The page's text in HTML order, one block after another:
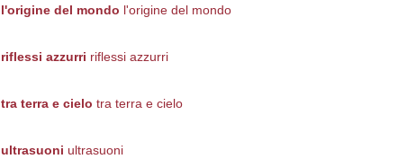
l'origine del mondo l'origine del mondo
riflessi azzurri riflessi azzurri
tra terra e cielo tra terra e cielo
ultrasuoni ultrasuoni